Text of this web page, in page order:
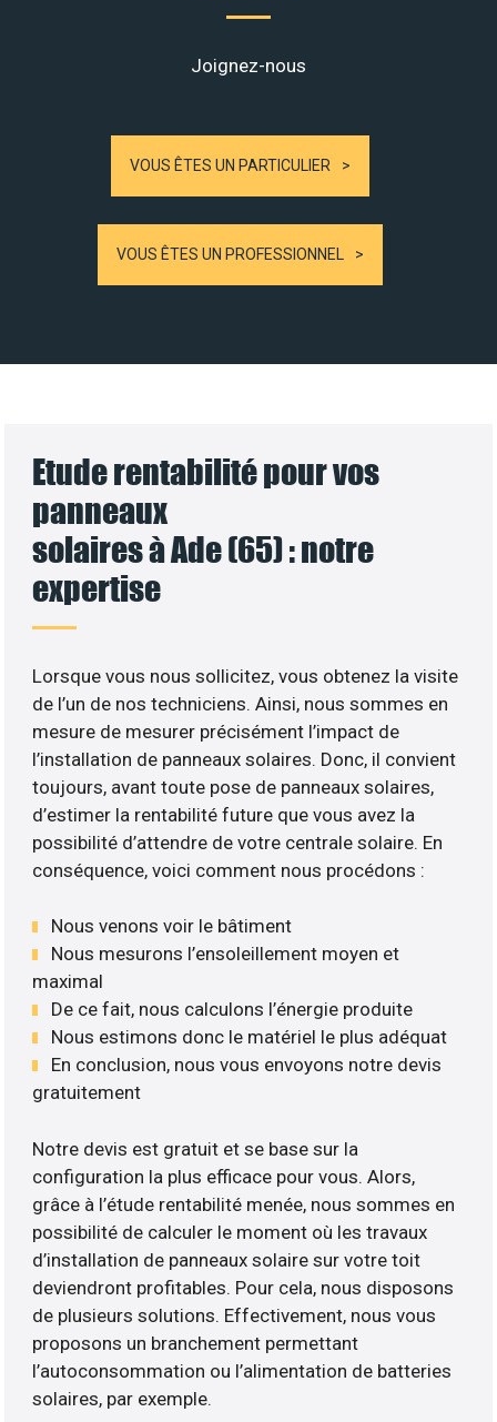
Joignez-nous
VOUS ÊTES UN PARTICULIER
VOUS ÊTES UN PROFESSIONNEL
Etude rentabilité pour vos
panneaux
solaires à Ade (65) : notre
expertise
Lorsque vous nous sollicitez, vous obtenez la visite
de l’un de nos techniciens. Ainsi, nous sommes en
mesure de mesurer précisément l’impact de
l’installation de panneaux solaires. Donc, il convient
toujours, avant toute pose de panneaux solaires,
d’estimer la rentabilité future que vous avez la
possibilité d’attendre de votre centrale solaire. En
conséquence, voici comment nous procédons :
Nous venons voir le bâtiment
Nous mesurons l’ensoleillement moyen et
maximal
De ce fait, nous calculons l’énergie produite
Nous estimons donc le matériel le plus adéquat
En conclusion, nous vous envoyons notre devis
gratuitement
Notre devis est gratuit et se base sur la
configuration la plus efficace pour vous. Alors,
grâce à l’étude rentabilité menée, nous sommes en
possibilité de calculer le moment où les travaux
d’installation de panneaux solaire sur votre toit
deviendront profitables. Pour cela, nous disposons
de plusieurs solutions. Effectivement, nous vous
proposons un branchement permettant
l’autoconsommation ou l’alimentation de batteries
solaires, par exemple.